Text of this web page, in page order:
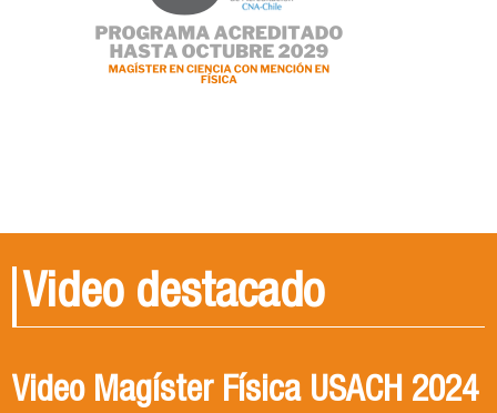
Video destacado
Video Magíster Física USACH 2024
Video Doctorado Física USACH